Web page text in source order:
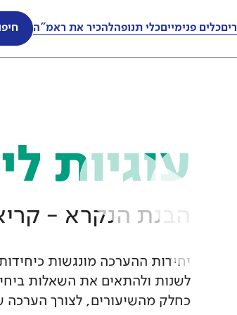
כלים פנימייםכלי תנופהלהכיר את ראמ"ה כלים פנימייםכלי תנופהלהכיר את ראמ"ה
עוגיות
הבנת הנקרא -
יחידות ההערכה מונגשות
לשנות ולהתאים את השאלות
כחלק מהשיעורים, לצורך